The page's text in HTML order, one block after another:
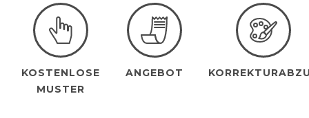
KOSTENLOSE
MUSTER
ANGEBOT